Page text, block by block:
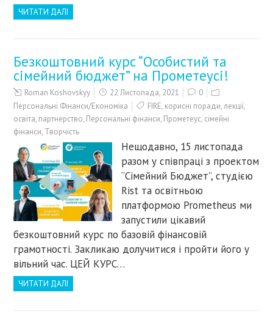
ЧИТАТИ ДАЛІ
Безкоштовний курс “Особистий та
сімейний бюджет” на Прометеусі!
Roman Koshovskyy 22 Листопада, 2021
0
Персональні Фінанси/Економіка
FIRE, корисні поради,лекції,
освіта, партнерство, Персональні фінанси, Прометеус, сімейні
фінанси, Творчість
Нещодавно, 15 листопада
разом у співпраці з проектом
“Сімейний Бюджет”, студією
Rist та освітньою
платформою Prometheus ми
запустили цікавий
безкоштовний курс по базовій фінансовій
грамотності. Закликаю долучитися і пройти його у
вільний час. ЦЕЙ КУРС…
ЧИТАТИ ДАЛІ